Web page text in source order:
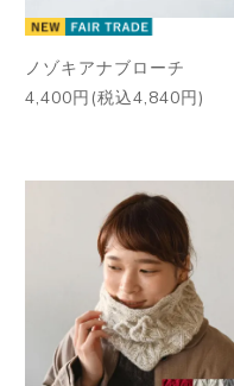
ノゾキアナブローチ
4,400円(税込4,840円)